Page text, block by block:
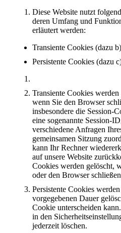
Diese Website nutzt
deren Umfang und
erläutert werden:
Transiente Cookies (dazu b)
Persistente Cookies (dazu
Transiente Cookies
wenn Sie den Browser
insbesondere die Session-
eine sogenannte Session-
verschiedene Anfragen
gemeinsamen Sitzung
kann Ihr Rechner
auf unsere Website
Cookies werden gelöscht,
oder den Browser
Persistente Cookies
vorgegebenen Dauer
Cookie unterscheiden
in den
jederzeit löschen.